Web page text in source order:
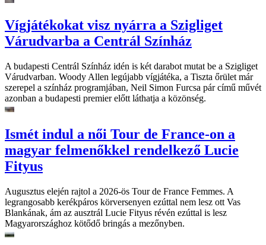
Vígjátékokat visz nyárra a Szigliget
Várudvarba a Centrál Színház
A budapesti Centrál Színház idén is két darabot mutat be a Szigliget
Várudvarban. Woody Allen legújabb vígjátéka, a Tiszta őrület már
szerepel a színház programjában, Neil Simon Furcsa pár című művét
azonban a budapesti premier előtt láthatja a közönség.
Ismét indul a női Tour de France-on a
magyar felmenőkkel rendelkező Lucie
Fityus
Augusztus elején rajtol a 2026-ös Tour de France Femmes. A
legrangosabb kerékpáros körversenyen ezúttal nem lesz ott Vas
Blankának, ám az ausztrál Lucie Fityus révén ezúttal is lesz
Magyarországhoz kötődő bringás a mezőnyben.